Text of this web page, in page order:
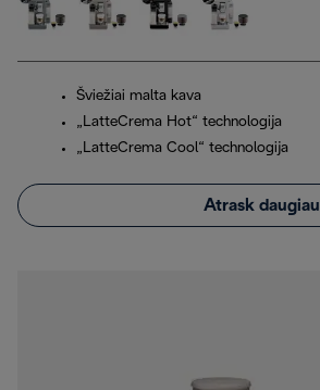
Šviežiai malta kava
„LatteCrema Hot“ technologija
„LatteCrema Cool“ technologija
Atrask daugiau